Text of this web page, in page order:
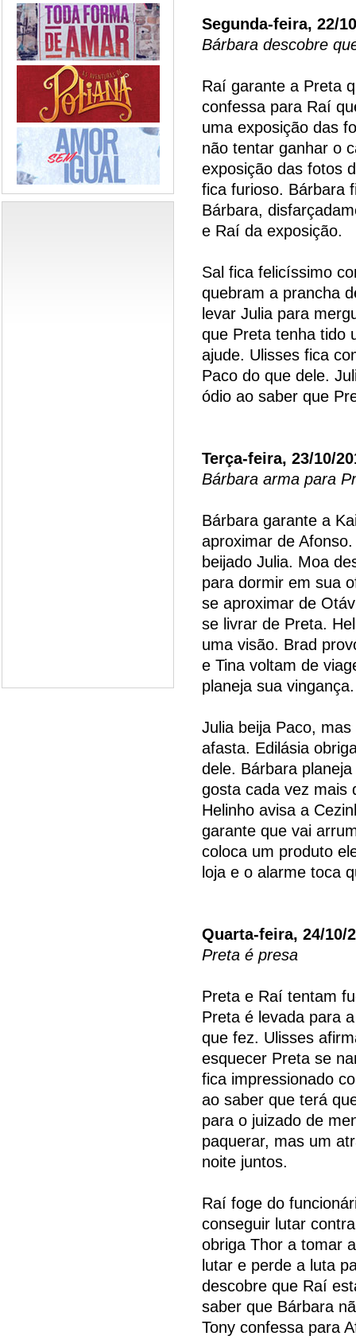
Segunda-feira, 22/
Bárbara descobre
Raí garante a Preta
confessa para Raí
uma exposição das
não tentar ganhar o
exposição das fotos
fica furioso. Bárbara
Bárbara,
e Raí da exposição.
Sal fica felicíssimo
quebram a prancha
levar Julia para
que Preta tenha tido
ajude. Ulisses fica
Paco do que dele.
ódio ao saber que
Terça-feira, 23/10/
Bárbara arma para
Bárbara garante a
aproximar de
beijado Julia. Moa
para dormir em sua
se aproximar de
se livrar de Preta.
uma visão. Brad
e Tina voltam de
planeja sua vingança.
Julia beija Paco,
afasta. Edilásia
dele. Bárbara
gosta cada vez mais
Helinho avisa a
garante que vai
coloca um produto
loja e o alarme toca
Quarta-feira, 24/10/
Preta é presa
Preta e Raí tentam
Preta é levada para
que fez. Ulisses
esquecer Preta se
fica impressionado
ao saber que terá
para o juizado de
paquerar, mas um
noite juntos.
Raí foge do
conseguir lutar
obriga Thor a tomar
lutar e perde a luta
descobre que Raí
saber que Bárbara
Tony confessa para